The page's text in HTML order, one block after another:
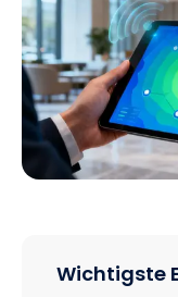
Wichtigste